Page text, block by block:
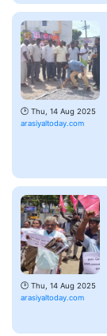
🕑 Thu, 14 Aug 2025
arasiyaltoday.com
🕑 Thu, 14 Aug 2025
arasiyaltoday.com